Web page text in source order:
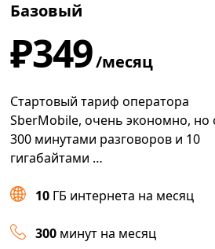
Базовый
₽349/месяц
Стартовый тариф оператора
SberMobile, очень экономно, но
300 минутами разговоров и 10
гигабайтами …
10 ГБ интернета на месяц
300 минут на месяц